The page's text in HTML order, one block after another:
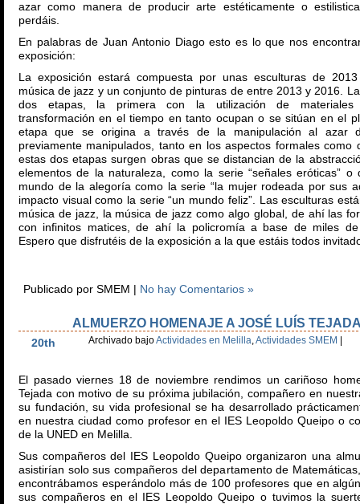
azar como manera de producir arte estéticamente o
perdáis.
En palabras de Juan Antonio Diago esto es lo que nos
exposición:
La exposición estará compuesta por unas esculturas de
música de jazz y un conjunto de pinturas de entre 2013 y 2016.
dos etapas, la primera con la utilización de materiales
transformación en el tiempo en tanto ocupan o se sitúan en el
etapa que se origina a través de la manipulación al azar
previamente manipulados, tanto en los aspectos formales como
estas dos etapas surgen obras que se distancian de la
elementos de la naturaleza, como la serie “señales eróticas” o
mundo de la alegoría como la serie “la mujer rodeada por sus
impacto visual como la serie “un mundo feliz”. Las esculturas
música de jazz, la música de jazz como algo global, de ahí las
con infinitos matices, de ahí la policromía a base de miles
Espero que disfrutéis de la exposición a la que estáis todos
Publicado por SMEM | No hay Comentarios »
20th
ALMUERZO HOMENAJE A JOSÉ LUÍS
Archivado bajoActividades en Melilla,Actividades SMEM
El pasado viernes 18 de noviembre rendimos un cariñoso
Tejada con motivo de su próxima jubilación, compañero en
su fundación, su vida profesional se ha desarrollado
en nuestra ciudad como profesor en el IES Leopoldo Queipo o
de la UNED en Melilla.
Sus compañeros del IES Leopoldo Queipo organizaron una
asistirían solo sus compañeros del departamento de
encontrábamos esperándolo más de 100 profesores que en
sus compañeros en el IES Leopoldo Queipo o tuvimos la